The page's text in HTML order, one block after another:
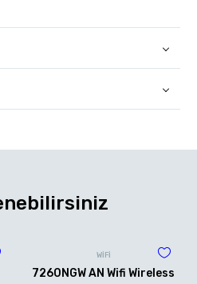
WİFİ
7260NGW AN Wifi Wireless